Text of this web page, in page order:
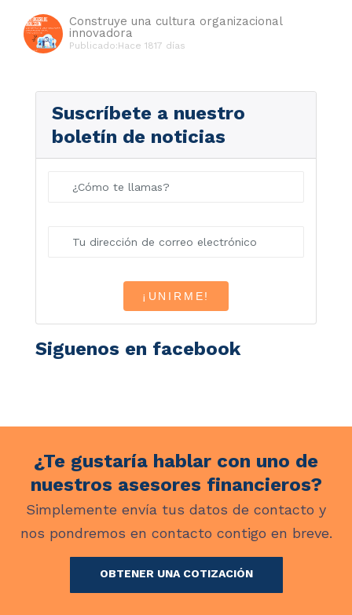
Construye una cultura organizacional
innovadora
Publicado:Hace 1817 días
Suscríbete a nuestro
boletín de noticias
Siguenos en facebook
¿Te gustaría hablar con uno de
nuestros asesores financieros?
Simplemente envía tus datos de contacto y
nos pondremos en contacto contigo en breve.
OBTENER UNA COTIZACIÓN